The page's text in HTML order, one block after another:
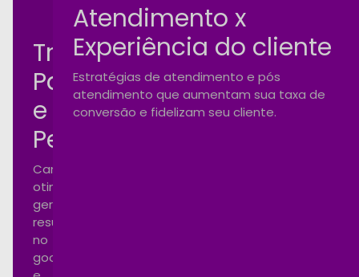
Tráfego
Pago
e
Performance
Campanhas
otimizadas
gerando
resultados
no
google
Atendimento x
Experiência do cliente
Estratégias de atendimento e pós
atendimento que aumentam sua taxa de
conversão e fidelizam seu cliente.